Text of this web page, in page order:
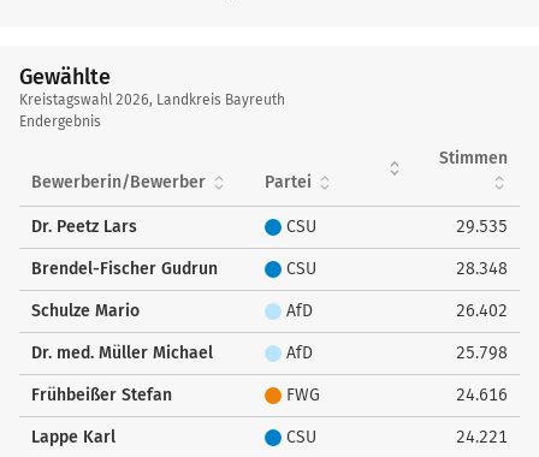
Gewählte
Gewählte
Kreistagswahl 2026, Landkreis Bayreuth
Endergebnis
Bewerberin/Bewerber Partei
Stimmen
Dr. Peetz Lars CSU 29.535
Brendel-Fischer Gudrun CSU 28.348
Schulze Mario AfD 26.402
Dr. med. Müller Michael AfD 25.798
Frühbeißer Stefan FWG 24.616
Lappe Karl CSU 24.221